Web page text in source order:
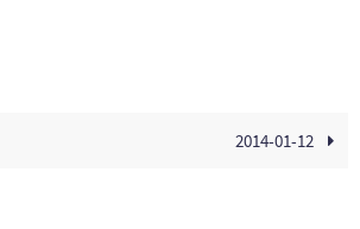
2014-01-12